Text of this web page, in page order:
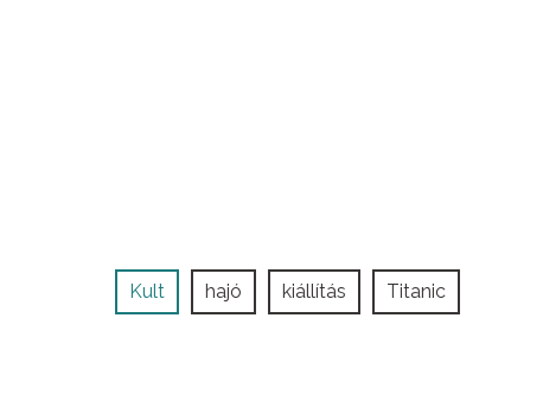
Kult hajó kiállítás Titanic